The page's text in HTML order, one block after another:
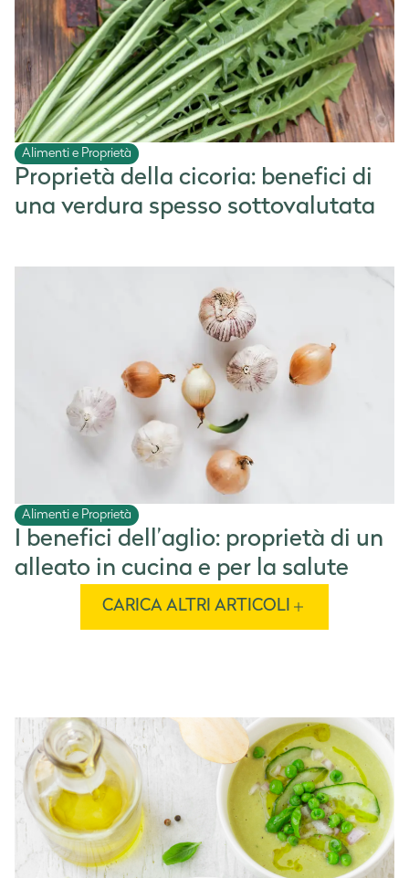
Alimenti e Proprietà
Proprietà della cicoria: benefici di
una verdura spesso sottovalutata
Alimenti e Proprietà
I benefici dell’aglio: proprietà di un
alleato in cucina e per la salute
CARICA ALTRI ARTICOLI